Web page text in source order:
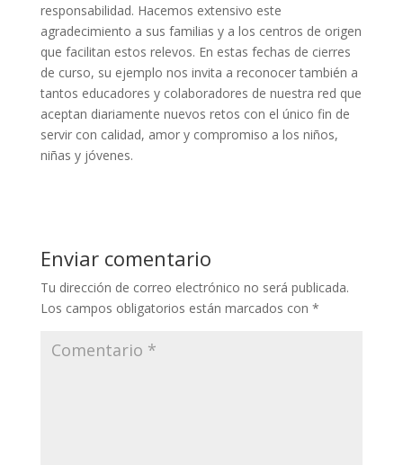
responsabilidad. Hacemos extensivo este
agradecimiento a sus familias y a los centros de origen
que facilitan estos relevos. En estas fechas de cierres
de curso, su ejemplo nos invita a reconocer también a
tantos educadores y colaboradores de nuestra red que
aceptan diariamente nuevos retos con el único fin de
servir con calidad, amor y compromiso a los niños,
niñas y jóvenes.
Enviar comentario
Tu dirección de correo electrónico no será publicada.
Los campos obligatorios están marcados con *